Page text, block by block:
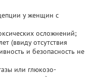
у женщин с
осложнений;
(ввиду отсутствия
и безопасность не
или глюкозо-